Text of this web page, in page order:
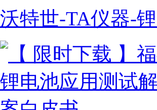
沃特世-TA仪器-